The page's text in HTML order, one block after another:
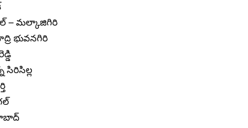
– మల్కాజిగిరి
భువనగిరి
సిరిసిల్ల